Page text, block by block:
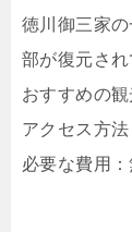
徳川御三家
部が復元され
おすすめの
アクセス方
必要な費用